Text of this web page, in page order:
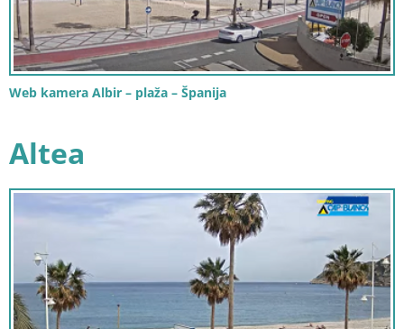
Web kamera Albir – plaža – Španija
Altea